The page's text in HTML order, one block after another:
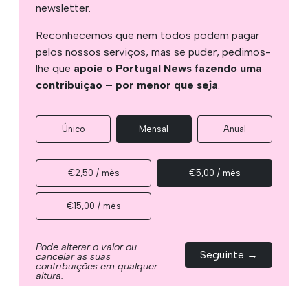
newsletter.
Reconhecemos que nem todos podem pagar
pelos nossos serviços, mas se puder, pedimos-
lhe que apoie o Portugal News fazendo uma
contribuição – por menor que seja.
Único Mensal Anual
€2,50 / mês €5,00 / mês
€15,00 / mês
Pode alterar o valor ou
cancelar as suas
contribuições em qualquer
altura.
Seguinte →